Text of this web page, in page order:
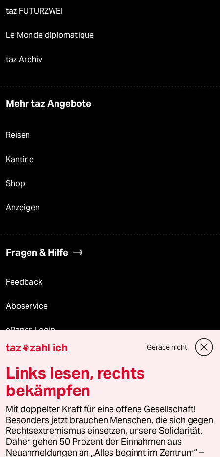
taz FUTURZWEI
Le Monde diplomatique
taz Archiv
Mehr taz Angebote
Reisen
Kantine
Shop
Anzeigen
Fragen & Hilfe
Feedback
Aboservice
ePaper Login
Downloads für Abonnierende
© 2026 taz Verlags und Vertriebs GmbH
Alle Rechte vorbehalten. Bei rechtlichen Fragen oder für Genehmigungen
wenden Sie sich bitte an lizenzen@taz.de
Feedback Redaktionsstatut Kommune-Richtlinien
taz zahl ich Gerade nicht
Links lesen, rechts
bekämpfen
Mit doppelter Kraft für eine offene Gesellschaft!
Besonders jetzt brauchen Menschen, die sich gegen
Rechtsextremismus einsetzen, unsere Solidarität.
Daher gehen 50 Prozent der Einnahmen aus
Neuanmeldungen an „Alles beginnt im Zentrum“ –